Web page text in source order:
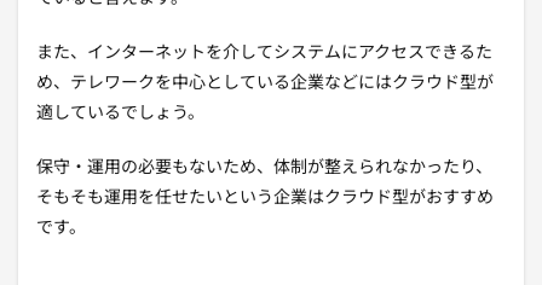
また、インターネットを介してシステムにアクセスできるた
め、テレワークを中心としている企業などにはクラウド型が
適しているでしょう。
保守・運用の必要もないため、体制が整えられなかったり、
そもそも運用を任せたいという企業はクラウド型がおすすめ
です。